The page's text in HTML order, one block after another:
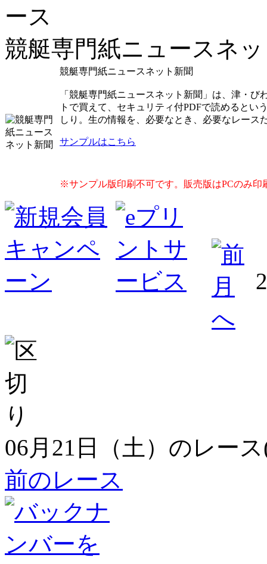
競艇専門紙ニュースネ
競艇専門紙ニュースネット新聞
「競艇専門紙ニュースネット新聞」は、津・
トで買えて、セキュリティ付PDFで読めると
しり。生の情報を、必要なとき、必要なレース
サンプルはこちら
※サンプル版印刷不可です。販売版はPCのみ印
06月21日（土）のレー
前のレース